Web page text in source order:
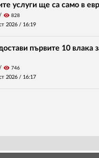
услуги ще са само в
visibility 828
2026 / 16:19
първите 10 влака
visibility 746
2026 / 16:17